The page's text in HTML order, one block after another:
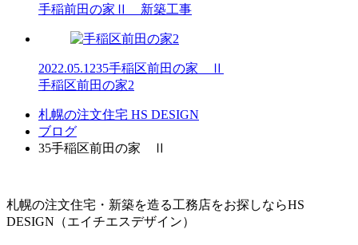
手稲前田の家Ⅱ 新築工事
2022.05.1235手稲区前田の家 Ⅱ
手稲区前田の家2
札幌の注文住宅 HS DESIGN
ブログ
35手稲区前田の家 Ⅱ
札幌の注文住宅・新築を造る工務店をお探しならHS
DESIGN（エイチエスデザイン）